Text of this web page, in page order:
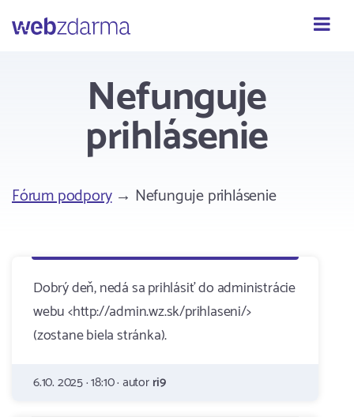
Webzdarma
Nefunguje
prihlásenie
Fórum podpory→ Nefunguje prihlásenie
Dobrý deň, nedá sa prihlásiť do administrácie
webu <http://admin.wz.sk/prihlaseni/>
(zostane biela stránka).
6.10. 2025 · 18:10 · autorri9